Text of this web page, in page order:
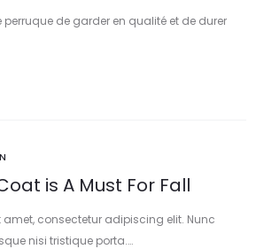
perruque de garder en qualité et de durer
is A Must For Fall
amet, consectetur adipiscing elit. Nunc
nisi tristique porta.…